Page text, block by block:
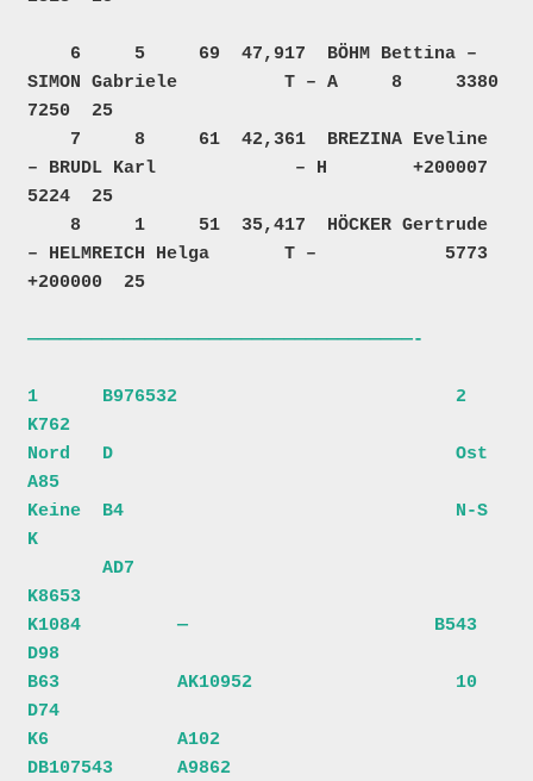
SIMON Gabriele          T – A     8     3380
7250  25
– BRUDL Karl             – H        +200007
5224  25
– HELMREICH Helga       T –            5773